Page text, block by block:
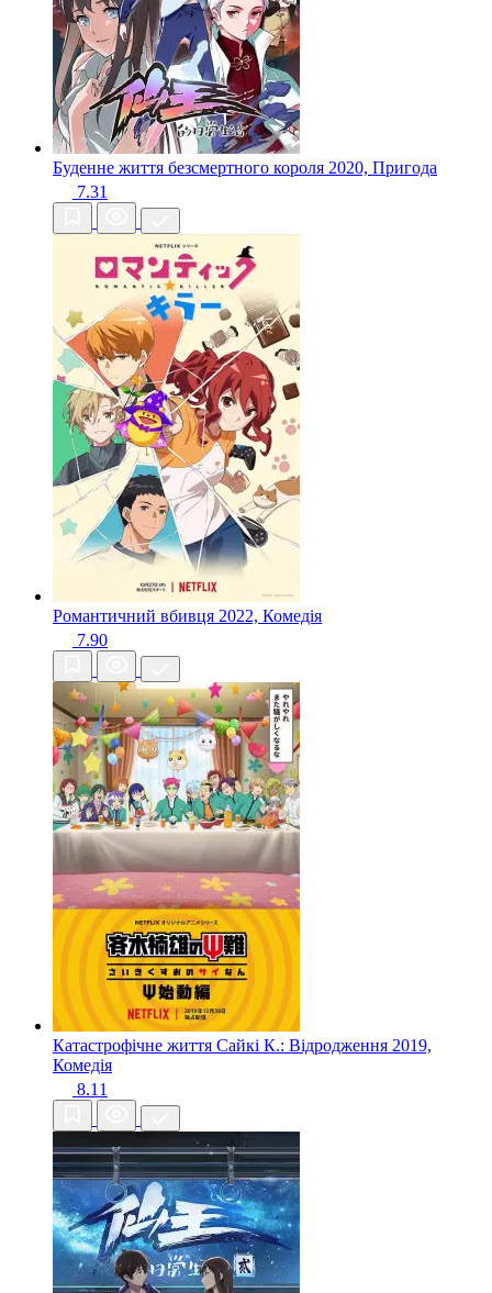
Буденне життя безсмертного короля 2020, Пригода
7.31
Романтичний вбивця 2022, Комедія
7.90
Катастрофічне життя Сайкі К.: Відродження 2019,
Комедія
8.11